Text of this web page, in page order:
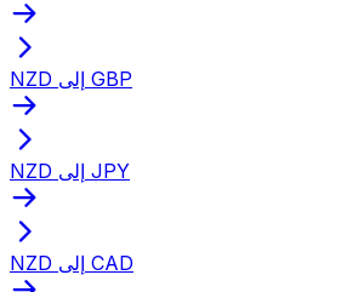
NZD إلى GBP
NZD إلى JPY
NZD إلى CAD